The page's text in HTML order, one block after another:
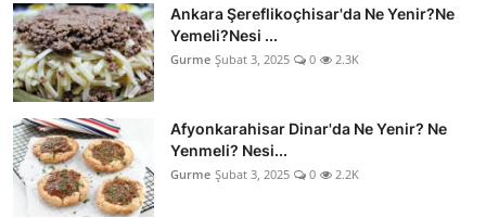
Ankara Şereflikoçhisar'da Ne Yenir?Ne
Yemeli?Nesi ...
Gurme Şubat 3, 2025 0 2.3K
Afyonkarahisar Dinar'da Ne Yenir? Ne
Yenmeli? Nesi...
Gurme Şubat 3, 2025 0 2.2K